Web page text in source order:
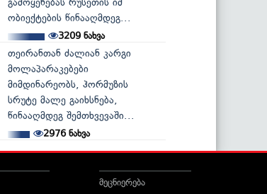
ობიექტების წინააღმდეგ...
3209ნახვა
თეირანთან ძალიან კარგი
მოლაპარაკებები
მიმდინარეობს, ჰორმუზის
სრუტე მალე გაიხსნება,
წინააღმდეგ შემთხვევაში...
2976ნახვა
მეცნიერება